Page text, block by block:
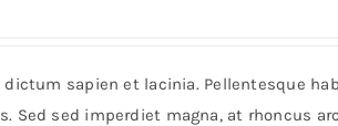
sapien et lacinia. Pellentesque
Sed sed imperdiet magna, at rhoncus